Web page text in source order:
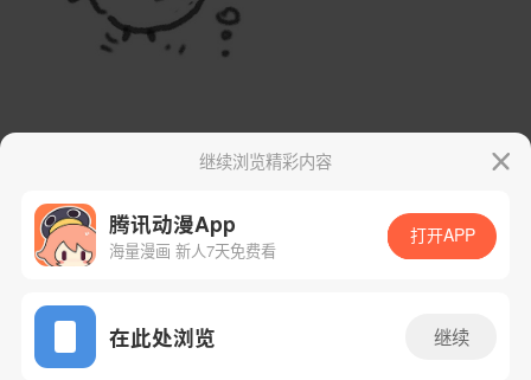
App免费看
下一话
继续浏览精彩内容
腾讯动漫App
海量漫画 新人7天免费看
打开APP
在此处浏览 继续